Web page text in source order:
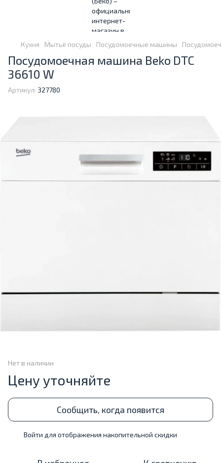
Кухня Мытьё посуды Посудомоечные машины
Посудомоечная машина Beko DTC
36610 W
Артикул: 327780
Нет в наличии
Цену уточняйте
Сообщить, когда появится
Войти для отображения накопительной скидки